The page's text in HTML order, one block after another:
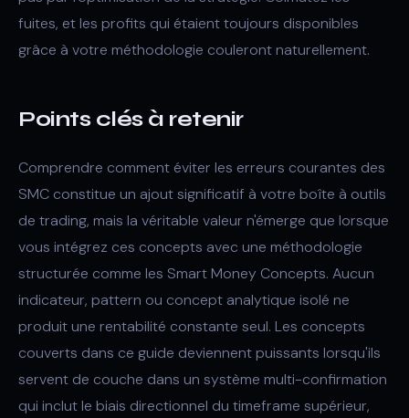
fuites, et les profits qui étaient toujours disponibles
grâce à votre méthodologie couleront naturellement.
Points clés à retenir
Comprendre comment éviter les erreurs courantes des
SMC constitue un ajout significatif à votre boîte à outils
de trading, mais la véritable valeur n'émerge que lorsque
vous intégrez ces concepts avec une méthodologie
structurée comme les Smart Money Concepts. Aucun
indicateur, pattern ou concept analytique isolé ne
produit une rentabilité constante seul. Les concepts
couverts dans ce guide deviennent puissants lorsqu'ils
servent de couche dans un système multi-confirmation
qui inclut le biais directionnel du timeframe supérieur,